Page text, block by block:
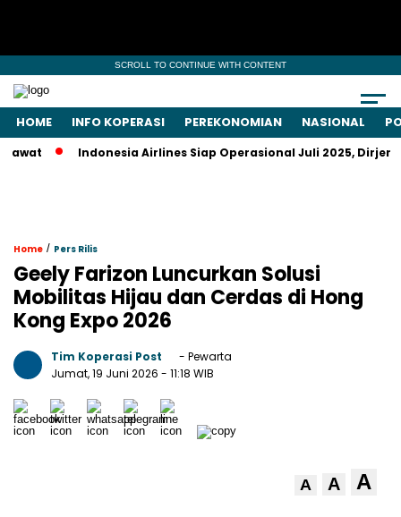
SCROLL TO CONTINUE WITH CONTENT
HOME INFO KOPERASI PEREKONOMIAN NASIONAL
Indonesia Airlines Siap Operasional Juli 2025, Dirjen
Home / Pers Rilis
Geely Farizon Luncurkan Solusi
Mobilitas Hijau dan Cerdas di Hong
Kong Expo 2026
Tim Koperasi Post
- Pewarta
Jumat, 19 Juni 2026 - 11:18 WIB
A A A